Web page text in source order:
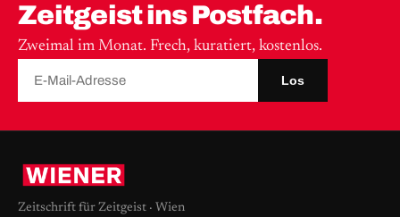
Zeitgeist ins Postfach.
Zweimal im Monat. Frech, kuratiert, kostenlos.
Los
Zeitschrift für Zeitgeist · Wien